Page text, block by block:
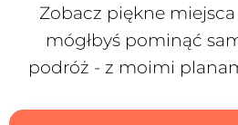
Zobacz piękne
mógłbyś pominąć
podróż - z moimi